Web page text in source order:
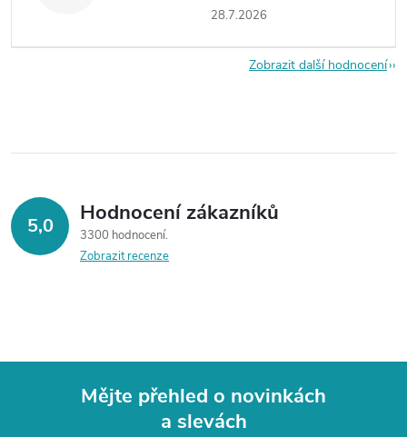
28.7.2026
Zobrazit další hodnocení
5,0 Hodnocení zákazníků
3300 hodnocení
Zobrazit recenze
Mějte přehled o novinkách
a slevách